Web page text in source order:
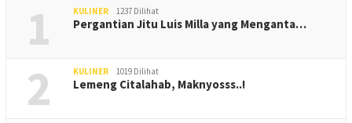
1 KULINER 1237 Dilihat
Pergantian Jitu Luis Milla yang Menganta…
2 KULINER 1019 Dilihat
Lemeng Citalahab, Maknyosss..!